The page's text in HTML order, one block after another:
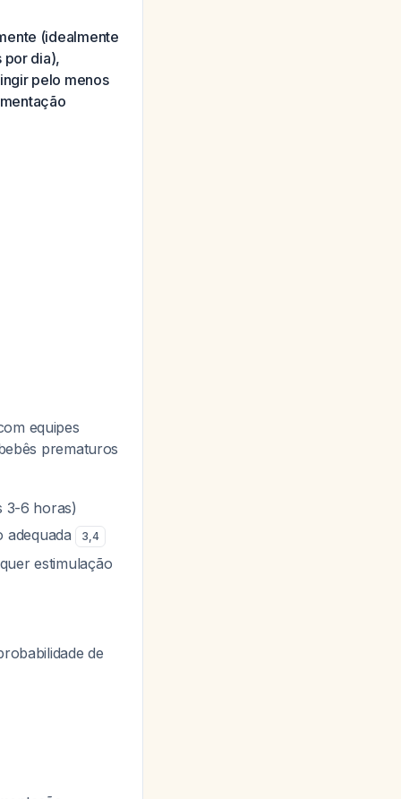
(idealmente
por dia),
pelo menos
equipes
prematuros
3-6 horas)
adequada 3,4
estimulação
de